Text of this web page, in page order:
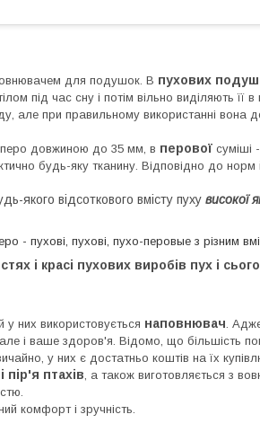
для подушок. В пухових
під час сну і потім вільно виділяють її
але при правильному використанні вона
перо довжиною до 35 мм, в перової суміші
будь-яку тканину. Відповідно до норм
якого відсоткового вмісту пуху високої
- пухові, пухові, пухо-перовые з різним
і красі пухових виробів пух і
у них використовується наповнювач .
і ваше здоров'я. Відомо, що більшість
у них є достатньо коштів на їх
пір'я птахів , а також виготовляється з
комфорт і зручність.